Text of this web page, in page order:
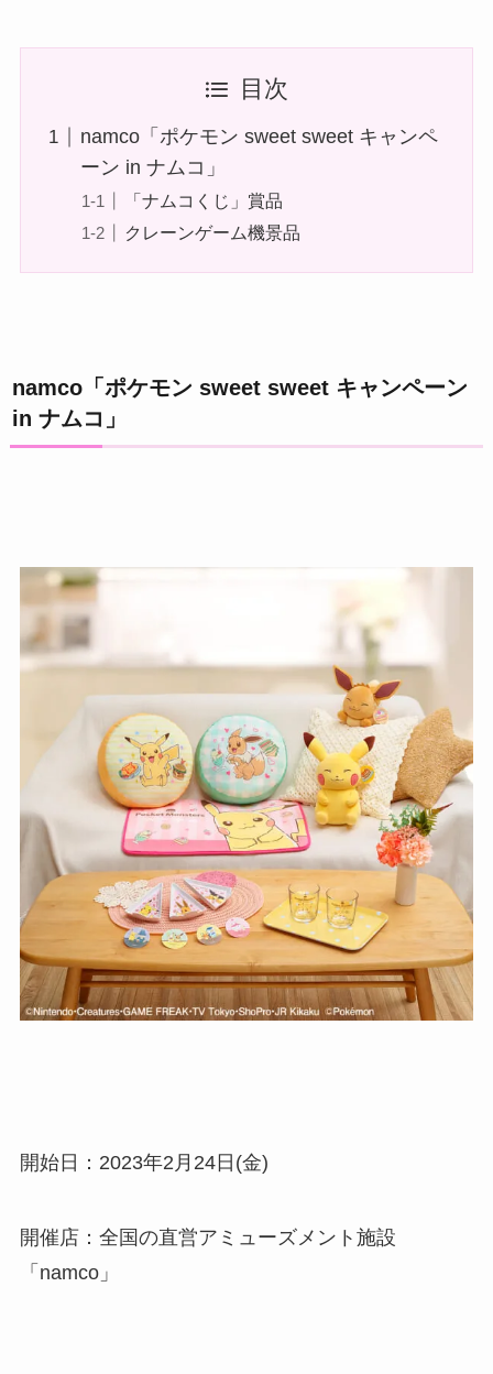
目次
namco「ポケモン sweet sweet キャンペ
ーン in ナムコ」
「ナムコくじ」賞品
クレーンゲーム機景品
namco「ポケモン sweet sweet キャンペーン
in ナムコ」
開始日：2023年2月24日(金)
開催店：全国の直営アミューズメント施設
「namco」